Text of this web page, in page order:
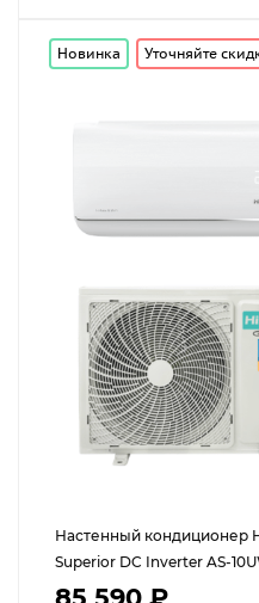
Новинка Уточняйте
Настенный кондиционер
Superior DC Inverter AS-